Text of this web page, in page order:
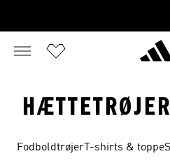
Fodboldtrøjer T-shirts & toppe